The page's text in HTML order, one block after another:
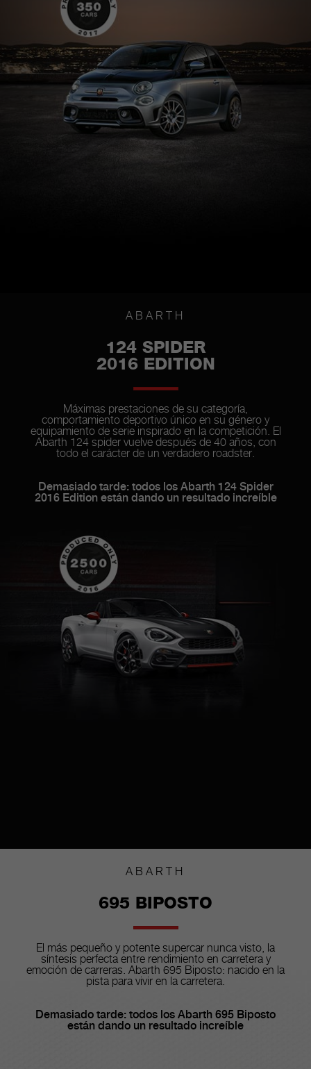
ABARTH
124 SPIDER
2016 EDITION
Máximas prestaciones de su categoría,
comportamiento deportivo único en su género y
equipamiento de serie inspirado en la competición. El
Abarth 124 spider vuelve después de 40 años, con
todo el carácter de un verdadero roadster.
Demasiado tarde: todos los Abarth 124 Spider
2016 Edition están dando un resultado increíble
ABARTH
695 BIPOSTO
El más pequeño y potente supercar nunca visto, la
síntesis perfecta entre rendimiento en carretera y
emoción de carreras. Abarth 695 Biposto: nacido en la
pista para vivir en la carretera.
Demasiado tarde: todos los Abarth 695 Biposto
están dando un resultado increíble